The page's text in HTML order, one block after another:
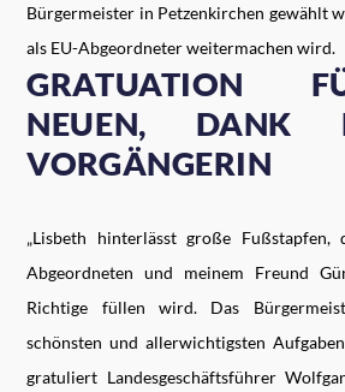
Bürgermeister in Petzenkirchen gewählt
als EU-Abgeordneter weitermachen wird.
GRATUATION
NEUEN, DANK
VORGÄNGERIN
„Lisbeth hinterlässt große
Abgeordneten und meinem Freund
Richtige füllen wird. Das
schönsten und allerwichtigsten
gratuliert Landesgeschäftsführer